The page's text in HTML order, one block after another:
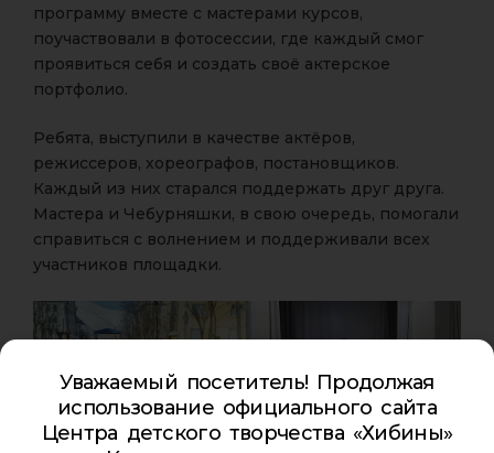
программу вместе с мастерами курсов,
поучаствовали в фотосессии, где каждый смог
проявиться себя и создать своё актерское
портфолио.
Ребята, выступили в качестве актёров,
режиссеров, хореографов, постановщиков.
Каждый из них старался поддержать друг друга.
Мастера и Чебурняшки, в свою очередь, помогали
справиться с волнением и поддерживали всех
участников площадки.
Уважаемый посетитель! Продолжая
использование официального сайта
Центра детского творчества «Хибины»